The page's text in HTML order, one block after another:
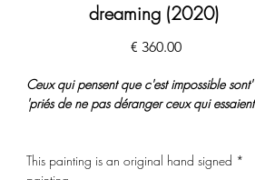
dreaming (2020)
‏360.00 ‏€ מחיר
'Ceux qui pensent que c'est impossible sont
priés de ne pas déranger ceux qui essaient'
* This painting is an original hand signed